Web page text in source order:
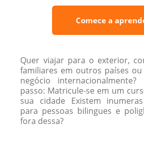
Comece a
Quer viajar para o exterior,
familiares em outros países
negócio
passo: Matricule-se em um
sua cidade Existem
para pessoas bilingues e
fora dessa?